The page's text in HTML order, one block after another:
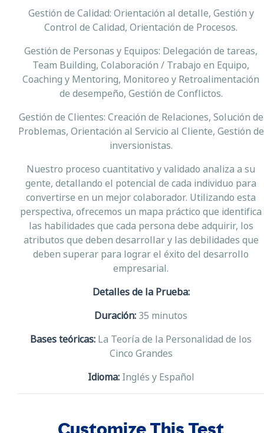
Gestión de Calidad: Orientación al detalle, Gestión y
Control de Calidad, Orientación de Procesos.
Gestión de Personas y Equipos: Delegación de tareas,
Team Building, Colaboración / Trabajo en Equipo,
Coaching y Mentoring, Monitoreo y Retroalimentación
de desempeño, Gestión de Conflictos.
Gestión de Clientes: Creación de Relaciones, Solución de
Problemas, Orientación al Servicio al Cliente, Gestión de
inversionistas.
Nuestro proceso cuantitativo y validado analiza a su
gente, detallando el potencial de cada individuo para
convertirse en un mejor colaborador. Utilizando esta
perspectiva, ofrecemos un mapa práctico que identifica
las habilidades que cada persona debe adquirir, los
atributos que deben desarrollar y las debilidades que
deben superar para lograr el éxito del desarrollo
empresarial.
Detalles de la Prueba:
Duración: 35 minutos
Bases teóricas: La Teoría de la Personalidad de los
Cinco Grandes
Idioma:Inglés y Español